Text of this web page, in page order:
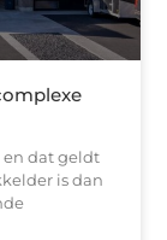
en dat geldt
is dan